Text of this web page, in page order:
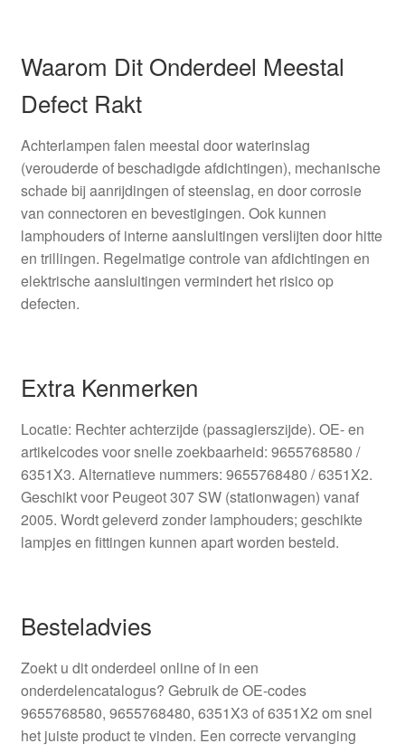
Waarom Dit Onderdeel Meestal
Defect Rakt
Achterlampen falen meestal door waterinslag
(verouderde of beschadigde afdichtingen), mechanische
schade bij aanrijdingen of steenslag, en door corrosie
van connectoren en bevestigingen. Ook kunnen
lamphouders of interne aansluitingen verslijten door hitte
en trillingen. Regelmatige controle van afdichtingen en
elektrische aansluitingen vermindert het risico op
defecten.
Extra Kenmerken
Locatie: Rechter achterzijde (passagierszijde). OE- en
artikelcodes voor snelle zoekbaarheid: 9655768580 /
6351X3. Alternatieve nummers: 9655768480 / 6351X2.
Geschikt voor Peugeot 307 SW (stationwagen) vanaf
2005. Wordt geleverd zonder lamphouders; geschikte
lampjes en fittingen kunnen apart worden besteld.
Besteladvies
Zoekt u dit onderdeel online of in een
onderdelencatalogus? Gebruik de OE-codes
9655768580, 9655768480, 6351X3 of 6351X2 om snel
het juiste product te vinden. Een correcte vervanging